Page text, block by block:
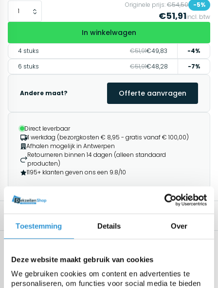
Toestemming Details Over
Deze website maakt gebruik van cookies
We gebruiken cookies om content en advertenties te
personaliseren, om functies voor social media te bieden
Originele prijs:€54,50 -5%
€51,91incl. btw
In winkelwagen
4 stuks €51,91€49,83
-4%
6 stuks
€51,91€48,28 -7%
Andere maat? Offerte aanvragen
Direct leverbaar
1 werkdag (bezorgkosten € 8,95 - gratis vanaf € 100,00)
Afhalen mogelijk in Antwerpen
Retourneren binnen 14 dagen (alleen standaard
producten)
1195+ klanten geven ons een 9.8/10
SpecificatiesOmschrijvingGerelateerde producten
Specificaties
Materiaal
HDPE bandjesweefsel, LDPE
coating